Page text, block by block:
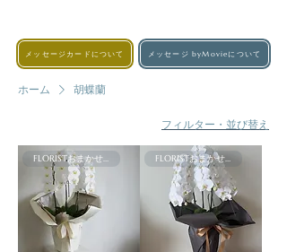
メッセージカードについて メッセージ byMovieについて
ホーム 胡蝶蘭
フィルター・並び替え
FLORISTおまかせ商品 FLORISTおまかせ商品